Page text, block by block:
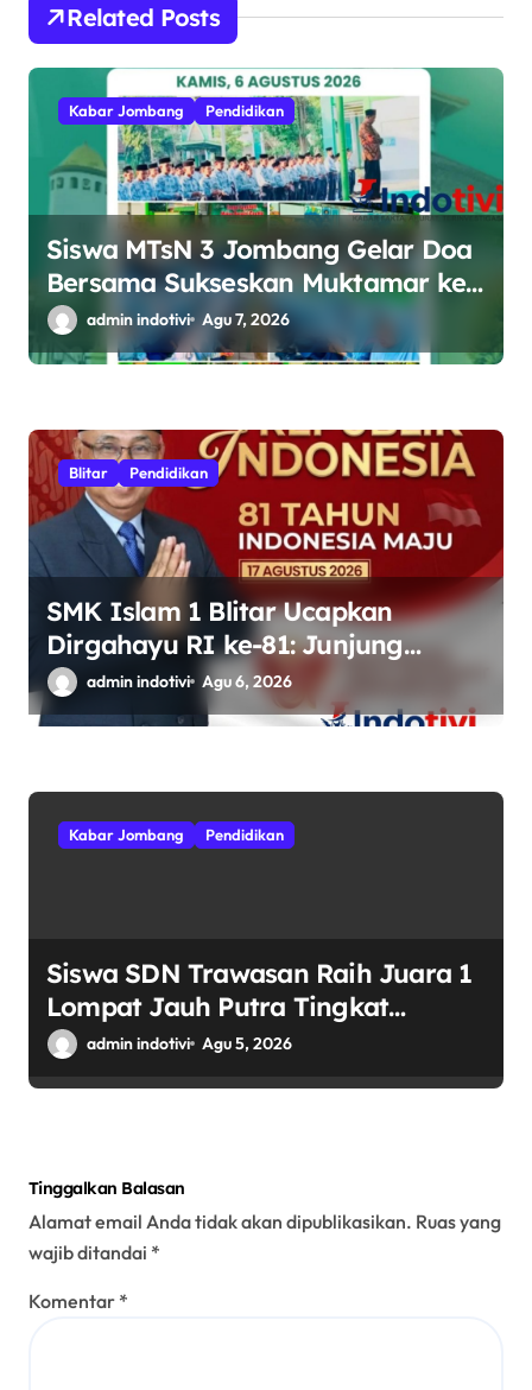
Related Posts
Kabar Jombang Pendidikan
Siswa MTsN 3 Jombang Gelar Doa
Bersama Sukseskan Muktamar ke-
35 NU di Tambakberas
admin indotivi Agu 7, 2026
Blitar Pendidikan
SMK Islam 1 Blitar Ucapkan
Dirgahayu RI ke-81: Junjung
Tinggi Semangat Kebhinekaan
admin indotivi Agu 6, 2026
Kabar Jombang Pendidikan
Siswa SDN Trawasan Raih Juara 1
Lompat Jauh Putra Tingkat
Kecamatan Sumobito di HUT RI
admin indotivi Agu 5, 2026
Tinggalkan Balasan
Alamat email Anda tidak akan dipublikasikan. Ruas yang
wajib ditandai *
Komentar *